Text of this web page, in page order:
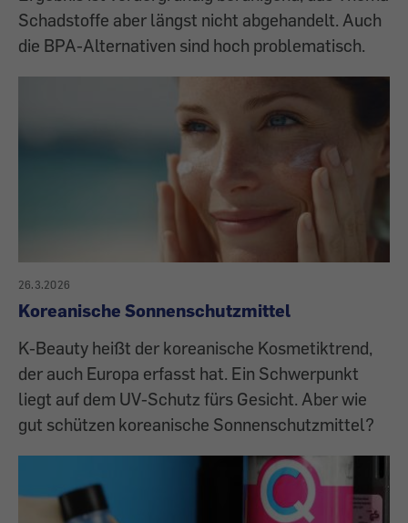
Schadstoffe aber längst nicht abgehandelt. Auch
die BPA-Alternativen sind hoch problematisch.
26.3.2026
Koreanische Sonnenschutzmittel
K-Beauty heißt der koreanische Kosmetiktrend,
der auch Europa erfasst hat. Ein Schwerpunkt
liegt auf dem UV-Schutz fürs Gesicht. Aber wie
gut schützen koreanische Sonnenschutzmittel?